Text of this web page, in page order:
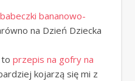
babeczki bananowo-
na Dzień Dziecka
przepis na gofry na
kojarzą się mi z